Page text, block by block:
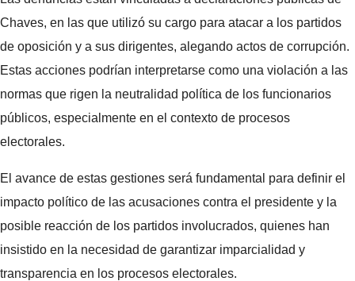
Chaves, en las que utilizó su cargo para atacar a los partidos
de oposición y a sus dirigentes, alegando actos de corrupción.
Estas acciones podrían interpretarse como una violación a las
normas que rigen la neutralidad política de los funcionarios
públicos, especialmente en el contexto de procesos
electorales.
El avance de estas gestiones será fundamental para definir el
impacto político de las acusaciones contra el presidente y la
posible reacción de los partidos involucrados, quienes han
insistido en la necesidad de garantizar imparcialidad y
transparencia en los procesos electorales.